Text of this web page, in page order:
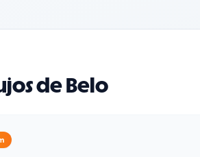
de Belo